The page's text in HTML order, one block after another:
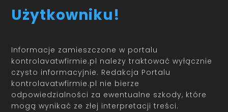
Użytkowniku!
Informacje zamieszczone w portalu
kontrolavatwfirmie.pl należy traktować wyłącznie
czysto informacyjnie. Redakcja Portalu
kontrolavatwfirmie.pl nie bierze
odpowiedzialności za ewentualne szkody, które
mogą wynikać ze złej interpretacji treści.